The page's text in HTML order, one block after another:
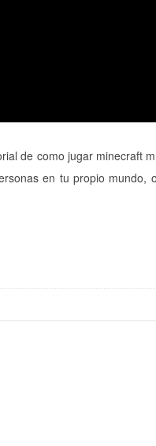
de como jugar minecraft
en tu propio mundo,